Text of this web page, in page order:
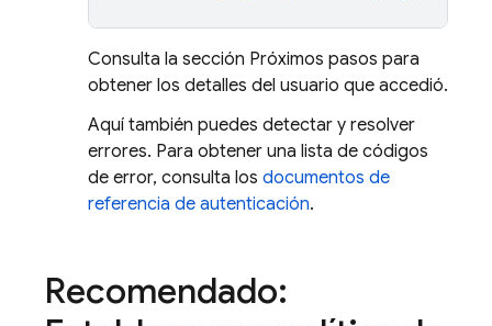
Consulta la sección Próximos pasos para
obtener los detalles del usuario que accedió.
Aquí también puedes detectar y resolver
errores. Para obtener una lista de códigos
de error, consulta los documentos de
referencia de autenticación.
Recomendado: